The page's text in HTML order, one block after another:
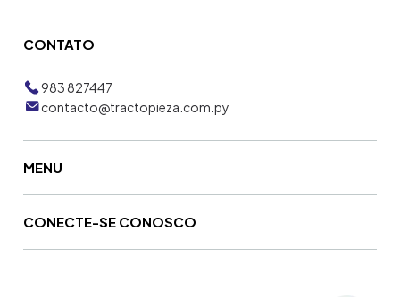
CONTATO
983 827447
contacto@tractopieza.com.py
MENU
CONECTE-SE CONOSCO